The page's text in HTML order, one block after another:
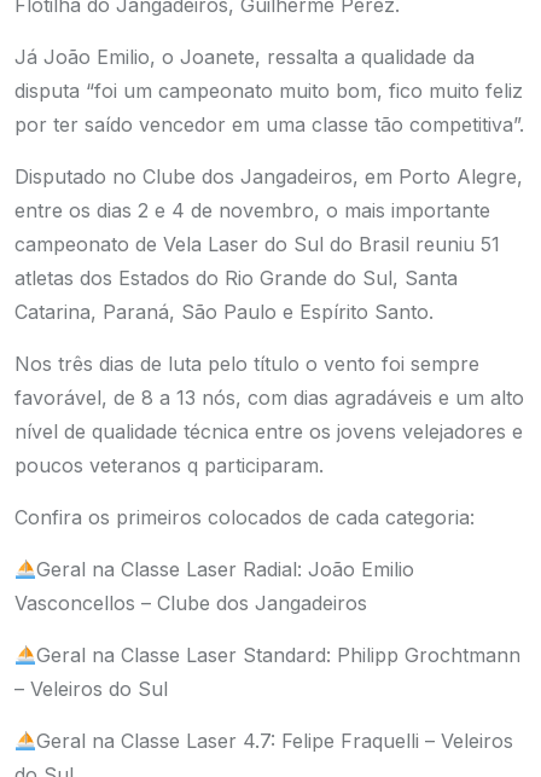
Flotilha do Jangadeiros, Guilherme Perez.
Já João Emilio, o Joanete, ressalta a qualidade da
disputa “foi um campeonato muito bom, fico muito feliz
por ter saído vencedor em uma classe tão competitiva”.
Disputado no Clube dos Jangadeiros, em Porto Alegre,
entre os dias 2 e 4 de novembro, o mais importante
campeonato de Vela Laser do Sul do Brasil reuniu 51
atletas dos Estados do Rio Grande do Sul, Santa
Catarina, Paraná, São Paulo e Espírito Santo.
Nos três dias de luta pelo título o vento foi sempre
favorável, de 8 a 13 nós, com dias agradáveis e um alto
nível de qualidade técnica entre os jovens velejadores e
poucos veteranos q participaram.
Confira os primeiros colocados de cada categoria:
Geral na Classe Laser Radial: João Emilio
Vasconcellos – Clube dos Jangadeiros
Geral na Classe Laser Standard: Philipp Grochtmann
– Veleiros do Sul
Geral na Classe Laser 4.7: Felipe Fraquelli – Veleiros